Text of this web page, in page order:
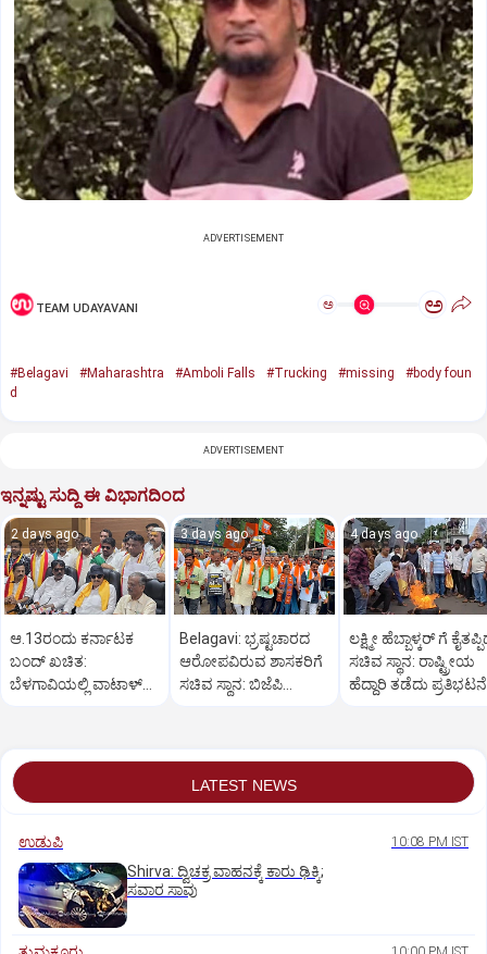
ADVERTISEMENT
TEAM UDAYAVANI ಅ ಅ
#Belagavi #Maharashtra #Amboli Falls #Trucking #missing
#body foun
d
ADVERTISEMENT
ಇನ್ನಷ್ಟು ಸುದ್ದಿ ಈ ವಿಭಾಗದಿಂದ
2 days ago
ಆ.13ರಂದು ಕರ್ನಾಟಕ
ಬಂದ್ ಖಚಿತ:
ಬೆಳಗಾವಿಯಲ್ಲಿ ವಾಟಾಳ್
3 days ago
Belagavi: ಭ್ರಷ್ಟಚಾರದ
ಆರೋಪವಿರುವ ಶಾಸಕರಿಗೆ
ಸಚಿವ ಸ್ಥಾನ: ಬಿಜೆಪಿ
4 days ago
ಲಕ್ಷ್ಮೀ ಹೆಬ್ಬಾಳ್ಕರ್ ಗೆ
ಸಚಿವ ಸ್ಥಾನ: ರಾಷ್ಟ್ರೀಯ
ಹೆದ್ದಾರಿ ತಡೆದು ಪ್ರತಿಭಟನೆ
LATEST NEWS
ಉಡುಪಿ 10:08 PM IST
Shirva: ದ್ವಿಚಕ್ರ ವಾಹನಕ್ಕೆ ಕಾರು ಢಿಕ್ಕಿ;
ಸವಾರ ಸಾವು